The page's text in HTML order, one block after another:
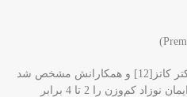
– تولد با وزن کم[11]: در مطالعة دکتر کاتز[12] و همکارانش مشخص شد
که افزایش AFP می‌تواند ریسک زایمان نوزاد کم‌وزن را 2 تا 4 برابر